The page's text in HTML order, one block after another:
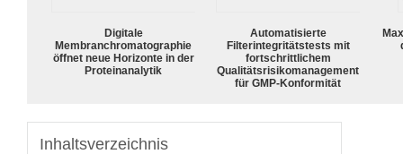
Digitale
Membranchromatographie
öffnet neue Horizonte in der
Proteinanalytik
Automatisierte
Filterintegritätstests mit
fortschrittlichem
Qualitätsrisikomanagement
für GMP-Konformität
Inhaltsverzeichnis